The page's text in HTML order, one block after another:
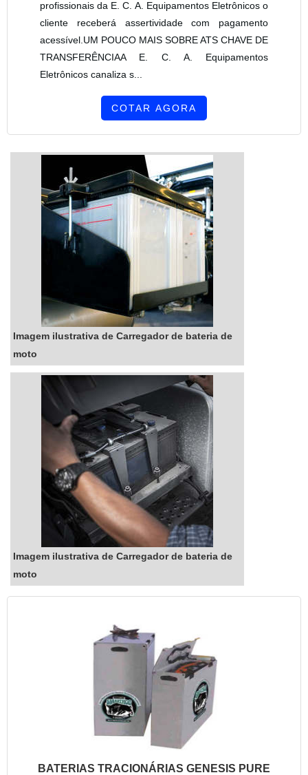
profissionais da E. C. A. Equipamentos Eletrônicos o
cliente receberá assertividade com pagamento
acessível.UM POUCO MAIS SOBRE ATS CHAVE DE
TRANSFERÊNCIAA E. C. A. Equipamentos
Eletrônicos canaliza s...
COTAR AGORA
Imagem ilustrativa de Carregador de bateria de
moto
Imagem ilustrativa de Carregador de bateria de
moto
BATERIAS TRACIONÁRIAS GENESIS PURE